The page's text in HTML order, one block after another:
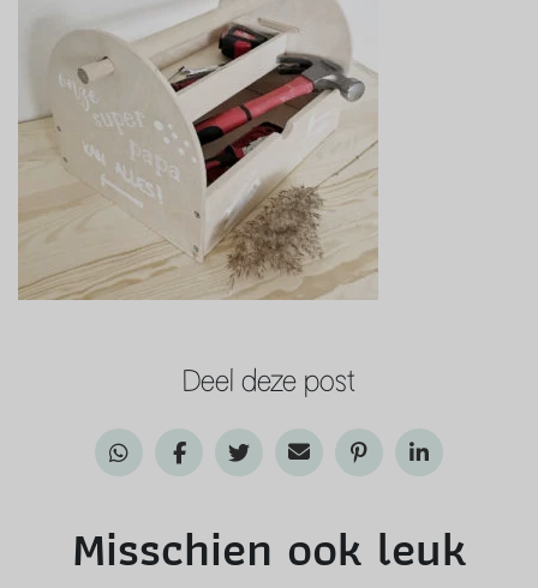
Deel deze post
Misschien ook leuk